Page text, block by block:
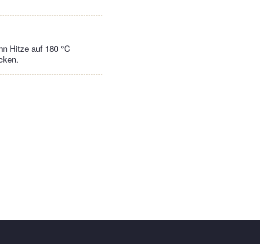
Hitze auf 180 °C